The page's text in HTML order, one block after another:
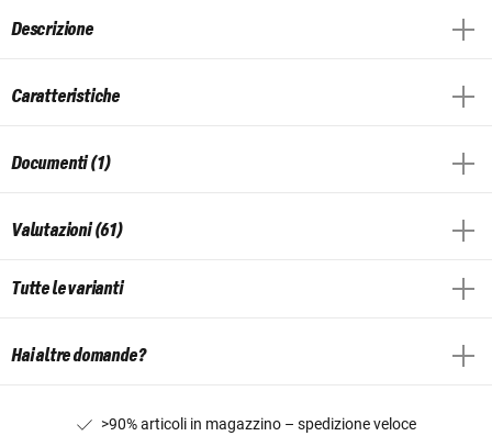
Descrizione
Caratteristiche
Documenti (1)
Valutazioni (61)
Tutte le varianti
Hai altre domande?
>90% articoli in magazzino – spedizione veloce